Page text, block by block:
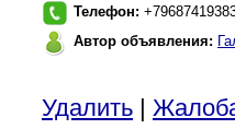
Телефон:
Автор объявления:
Удалить |